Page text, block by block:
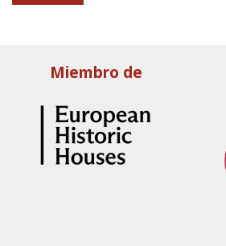
Miembro de